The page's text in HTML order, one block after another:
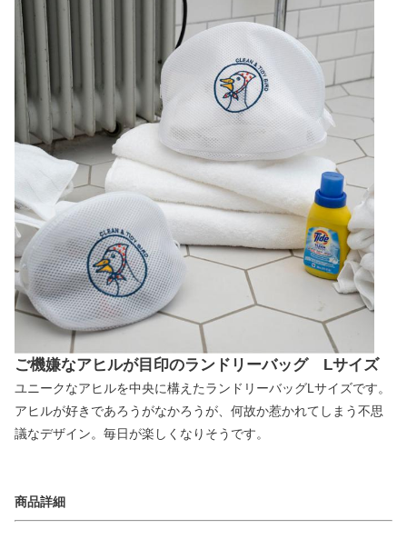
ご機嫌なアヒルが目印のランドリーバッグ Lサイズ
ユニークなアヒルを中央に構えたランドリーバッグLサイズです。
アヒルが好きであろうがなかろうが、何故か惹かれてしまう不思
議なデザイン。毎日が楽しくなりそうです。
商品詳細